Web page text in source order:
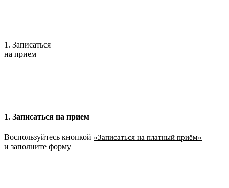
1. Записаться
на прием
1. Записаться на прием
Воспользуйтесь кнопкой «Записаться на платный приём»
и заполните форму